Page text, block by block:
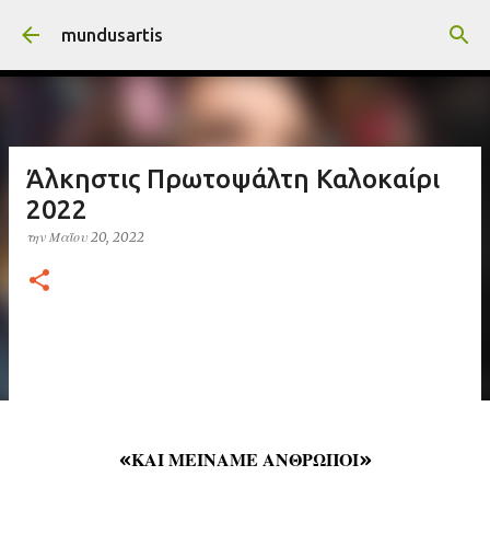
Μετάβαση στο κύριο περιεχόμενο
mundusartis
Άλκηστις Πρωτοψάλτη Καλοκαίρι
2022
την Μαΐου 20, 2022
«ΚΑΙ ΜΕΙΝΑΜΕ ΑΝΘΡΩΠΟΙ»